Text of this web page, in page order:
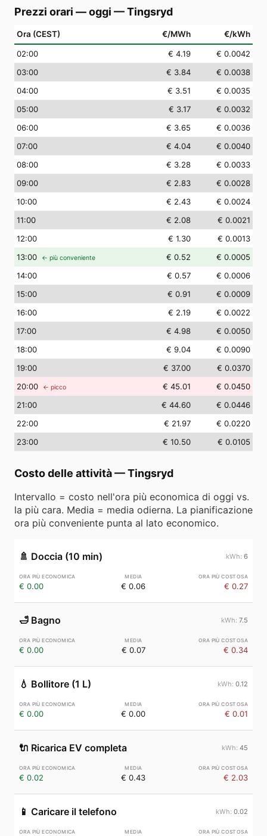
Prezzi orari — oggi —Tingsryd
Ora (CEST) €/MWh €/kWh
02:00 € 4.19
€ 0.0042
03:00 € 3.84
€ 0.0038
04:00 € 3.51
€ 0.0035
05:00 € 3.17
€ 0.0032
06:00 € 3.65
€ 0.0036
07:00 € 4.04
€ 0.0040
08:00 € 3.28
€ 0.0033
09:00 € 2.83
€ 0.0028
10:00 € 2.43
€ 0.0024
11:00 € 2.08
€ 0.0021
12:00 € 1.30
€ 0.0013
13:00 ← più conveniente € 0.52
€ 0.0005
14:00 € 0.57
€ 0.0006
15:00 € 0.91
€ 0.0009
16:00 € 2.19
€ 0.0022
17:00 € 4.98
€ 0.0050
18:00 € 9.04
€ 0.0090
19:00 € 37.00
€ 0.0370
20:00 ← picco € 45.01
€ 0.0450
21:00 € 44.60
€ 0.0446
22:00 € 21.97
€ 0.0220
23:00 € 10.50 € 0.0105
Costo delle attività—Tingsryd
Intervallo = costo nell'ora più economica di oggi vs.
la più cara. Media = media odierna. La pianificazione
ora più conveniente punta al lato economico.
🚿 Doccia (10 min) 6
€ 0.00 € 0.06 € 0.27
🛁 Bagno 7.5
€ 0.00 € 0.07 € 0.34
💧 Bollitore (1 L) 0.12
€ 0.00 € 0.00 € 0.01
🔌 Ricarica EV completa 45
€ 0.02 € 0.43 € 2.03
📱 Caricare il telefono 0.02